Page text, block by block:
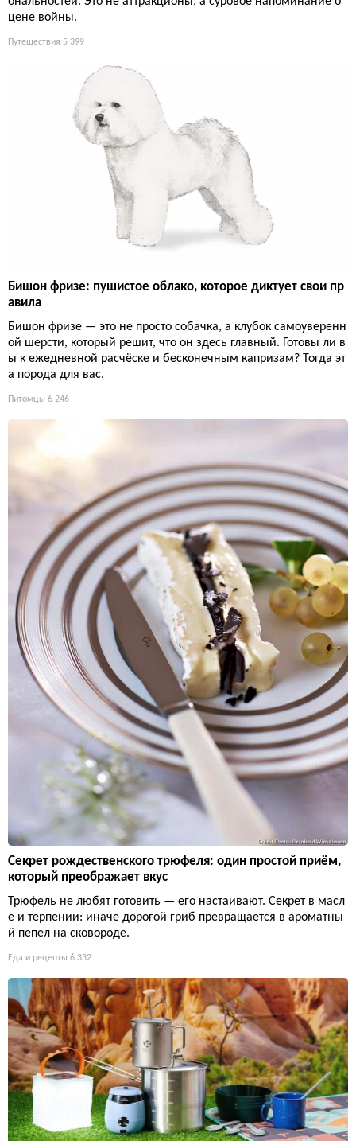
цене войны.
Путешествия 5 399
Бишон фризе: пушистое облако, которое диктует свои пр
авила
Бишон фризе — это не просто собачка, а клубок самоуверенн
ой шерсти, который решит, что он здесь главный. Готовы ли в
ы к ежедневной расчёске и бесконечным капризам? Тогда эт
а порода для вас.
Питомцы 6 246
Секрет рождественского трюфеля: один простой приём,
который преображает вкус
Трюфель не любят готовить — его настаивают. Секрет в масл
е и терпении: иначе дорогой гриб превращается в ароматны
й пепел на сковороде.
Еда и рецепты 6 332